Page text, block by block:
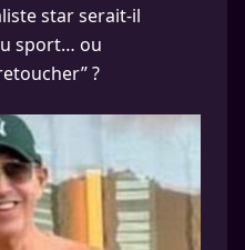
star serait-il
sport… ou
?